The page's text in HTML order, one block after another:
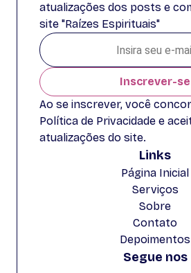
atualizações dos posts e
site "Raízes Espirituais"
Inscrever-se
Ao se inscrever, você
Política de Privacidade e
atualizações do site.
Links
Página Inicial
Serviços
Sobre
Contato
Depoimentos
Segue nos